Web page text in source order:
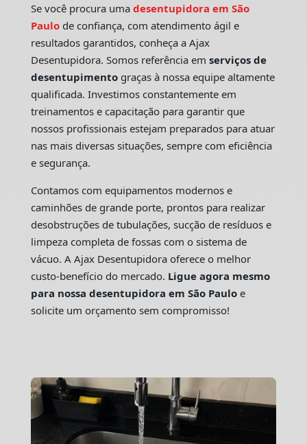
Se você procura uma desentupidora em São
Paulo de confiança, com atendimento ágil e
resultados garantidos, conheça a Ajax
Desentupidora. Somos referência em serviços de
desentupimentograças à nossa equipe altamente
qualificada. Investimos constantemente em
treinamentos e capacitação para garantir que
nossos profissionais estejam preparados para atuar
nas mais diversas situações, sempre com eficiência
e segurança.
Contamos com equipamentos modernos e
caminhões de grande porte, prontos para realizar
desobstruções de tubulações, sucção de resíduos e
limpeza completa de fossas com o sistema de
vácuo. A Ajax Desentupidora oferece o melhor
custo-benefício do mercado. Ligue agora mesmo
para nossa desentupidora em São Pauloe
solicite um orçamento sem compromisso!